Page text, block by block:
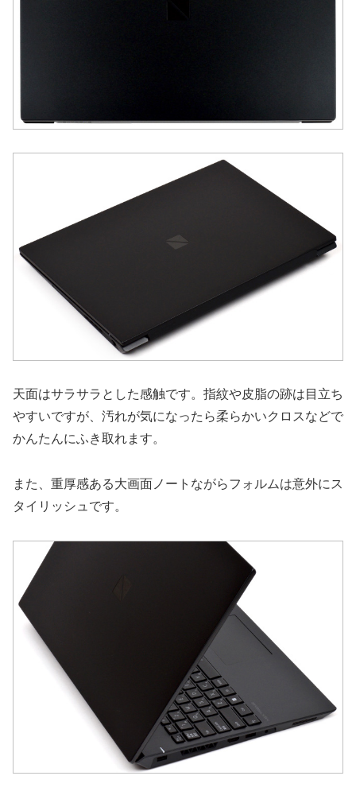
天面はサラサラとした感触です。指紋や皮脂の跡は目立ち
やすいですが、汚れが気になったら柔らかいクロスなどで
かんたんにふき取れます。
また、重厚感ある大画面ノートながらフォルムは意外にス
タイリッシュです。